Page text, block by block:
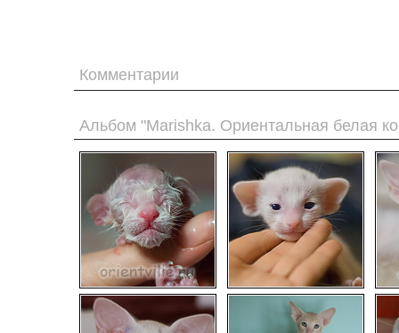
Комментарии
Альбом "Marishka. Ориентальная белая